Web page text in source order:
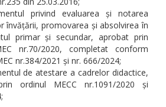
privind evaluarea și notarea
învățării, promovarea și absolvirea în
primar și secundar, aprobat prin
nr.70/2020, completat conform
nr.384/2021 și nr. 666/2024;
de atestare a cadrelor didactice,
ordinul MECC nr.1091/2020 și